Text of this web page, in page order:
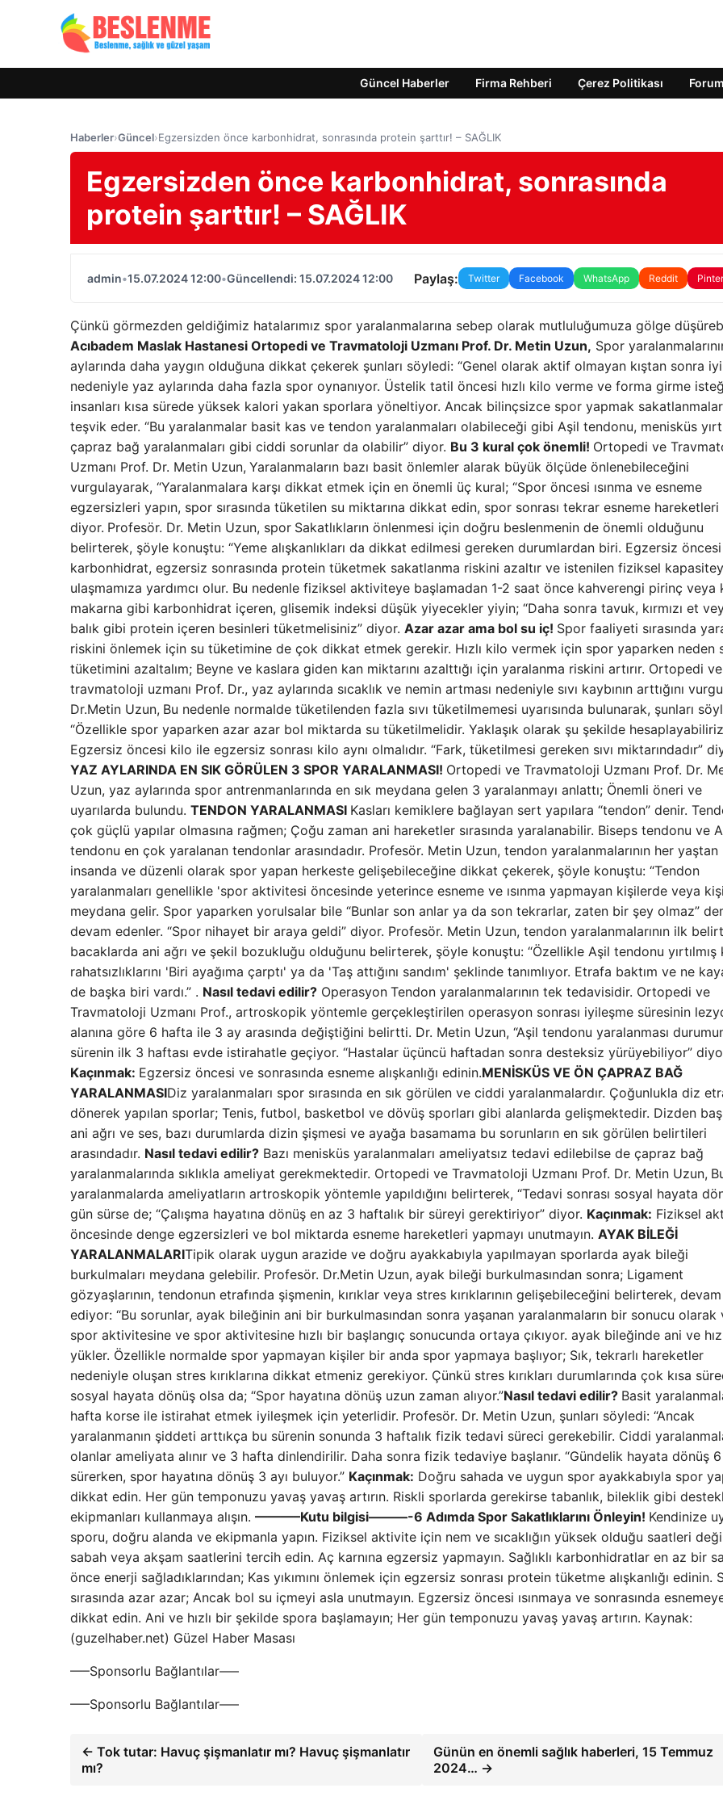
Güncel Haberler Firma Rehberi Çerez Politikası Forum
Haberler›Güncel›Egzersizden önce karbonhidrat, sonrasında protein şarttır! – SAĞLIK
Egzersizden önce karbonhidrat, sonrasında
protein şarttır! – SAĞLIK
admin•15.07.2024 12:00•Güncellendi: 15.07.2024 12:00 Paylaş: Twitter Facebook WhatsApp Reddit
Çünkü görmezden geldiğimiz hatalarımız spor yaralanmalarına sebep olarak mutluluğumuza gölge
Acıbadem Maslak Hastanesi Ortopedi ve Travmatoloji Uzmanı Prof. Dr. Metin Uzun, Spor
aylarında daha yaygın olduğuna dikkat çekerek şunları söyledi: “Genel olarak aktif olmayan kıştan sonra
nedeniyle yaz aylarında daha fazla spor oynanıyor. Üstelik tatil öncesi hızlı kilo verme ve forma girme
insanları kısa sürede yüksek kalori yakan sporlara yöneltiyor. Ancak bilinçsizce spor yapmak
teşvik eder. “Bu yaralanmalar basit kas ve tendon yaralanmaları olabileceği gibi Aşil tendonu, menisküs
çapraz bağ yaralanmaları gibi ciddi sorunlar da olabilir” diyor. Bu 3 kural çok önemli! Ortopedi ve
Uzmanı Prof. Dr. Metin Uzun, Yaralanmaların bazı basit önlemler alarak büyük ölçüde önlenebileceğini
vurgulayarak, “Yaralanmalara karşı dikkat etmek için en önemli üç kural; “Spor öncesi ısınma ve esneme
egzersizleri yapın, spor sırasında tüketilen su miktarına dikkat edin, spor sonrası tekrar esneme hareketleri
diyor. Profesör. Dr. Metin Uzun, spor Sakatlıkların önlenmesi için doğru beslenmenin de önemli olduğunu
belirterek, şöyle konuştu: “Yeme alışkanlıkları da dikkat edilmesi gereken durumlardan biri. Egzersiz öncesi
karbonhidrat, egzersiz sonrasında protein tüketmek sakatlanma riskini azaltır ve istenilen fiziksel
ulaşmamıza yardımcı olur. Bu nedenle fiziksel aktiviteye başlamadan 1-2 saat önce kahverengi pirinç veya
makarna gibi karbonhidrat içeren, glisemik indeksi düşük yiyecekler yiyin; “Daha sonra tavuk, kırmızı et
balık gibi protein içeren besinleri tüketmelisiniz” diyor. Azar azar ama bol su iç! Spor faaliyeti sırasında
riskini önlemek için su tüketimine de çok dikkat etmek gerekir. Hızlı kilo vermek için spor yaparken neden
tüketimini azaltalım; Beyne ve kaslara giden kan miktarını azalttığı için yaralanma riskini artırır. Ortopedi ve
travmatoloji uzmanı Prof. Dr., yaz aylarında sıcaklık ve nemin artması nedeniyle sıvı kaybının arttığını
Dr.Metin Uzun, Bu nedenle normalde tüketilenden fazla sıvı tüketilmemesi uyarısında bulunarak, şunları
“Özellikle spor yaparken azar azar bol miktarda su tüketilmelidir. Yaklaşık olarak şu şekilde
Egzersiz öncesi kilo ile egzersiz sonrası kilo aynı olmalıdır. “Fark, tüketilmesi gereken sıvı miktarındadır”
YAZ AYLARINDA EN SIK GÖRÜLEN 3 SPOR YARALANMASI! Ortopedi ve Travmatoloji Uzmanı Prof. Dr.
Uzun, yaz aylarında spor antrenmanlarında en sık meydana gelen 3 yaralanmayı anlattı; Önemli öneri ve
uyarılarda bulundu. TENDON YARALANMASI Kasları kemiklere bağlayan sert yapılara “tendon” denir.
çok güçlü yapılar olmasına rağmen; Çoğu zaman ani hareketler sırasında yaralanabilir. Biseps tendonu ve
tendonu en çok yaralanan tendonlar arasındadır. Profesör. Metin Uzun, tendon yaralanmalarının her yaştan
insanda ve düzenli olarak spor yapan herkeste gelişebileceğine dikkat çekerek, şöyle konuştu: “Tendon
yaralanmaları genellikle 'spor aktivitesi öncesinde yeterince esneme ve ısınma yapmayan kişilerde veya
meydana gelir. Spor yaparken yorulsalar bile “Bunlar son anlar ya da son tekrarlar, zaten bir şey olmaz”
devam edenler. “Spor nihayet bir araya geldi” diyor. Profesör. Metin Uzun, tendon yaralanmalarının ilk
bacaklarda ani ağrı ve şekil bozukluğu olduğunu belirterek, şöyle konuştu: “Özellikle Aşil tendonu yırtılmış
rahatsızlıklarını 'Biri ayağıma çarptı' ya da 'Taş attığını sandım' şeklinde tanımlıyor. Etrafa baktım ve ne
de başka biri vardı.” . Nasıl tedavi edilir? Operasyon Tendon yaralanmalarının tek tedavisidir. Ortopedi ve
Travmatoloji Uzmanı Prof., artroskopik yöntemle gerçekleştirilen operasyon sonrası iyileşme süresinin
alanına göre 6 hafta ile 3 ay arasında değiştiğini belirtti. Dr. Metin Uzun, “Aşil tendonu yaralanması
sürenin ilk 3 haftası evde istirahatle geçiyor. “Hastalar üçüncü haftadan sonra desteksiz yürüyebiliyor”
Kaçınmak: Egzersiz öncesi ve sonrasında esneme alışkanlığı edinin.MENİSKÜS VE ÖN ÇAPRAZ BAĞ
YARALANMASIDiz yaralanmaları spor sırasında en sık görülen ve ciddi yaralanmalardır. Çoğunlukla diz
dönerek yapılan sporlar; Tenis, futbol, ​​basketbol ve dövüş sporları gibi alanlarda gelişmektedir. Dizden
ani ağrı ve ses, bazı durumlarda dizin şişmesi ve ayağa basamama bu sorunların en sık görülen belirtileri
arasındadır. Nasıl tedavi edilir? Bazı menisküs yaralanmaları ameliyatsız tedavi edilebilse de çapraz bağ
yaralanmalarında sıklıkla ameliyat gerekmektedir. Ortopedi ve Travmatoloji Uzmanı Prof. Dr. Metin Uzun,
yaralanmalarda ameliyatların artroskopik yöntemle yapıldığını belirterek, “Tedavi sonrası sosyal hayata
gün sürse de; “Çalışma hayatına dönüş en az 3 haftalık bir süreyi gerektiriyor” diyor. Kaçınmak: Fiziksel
öncesinde denge egzersizleri ve bol miktarda esneme hareketleri yapmayı unutmayın. AYAK BİLEĞİ
YARALANMALARITipik olarak uygun arazide ve doğru ayakkabıyla yapılmayan sporlarda ayak bileği
burkulmaları meydana gelebilir. Profesör. Dr.Metin Uzun, ayak bileği burkulmasından sonra; Ligament
gözyaşlarının, tendonun etrafında şişmenin, kırıklar veya stres kırıklarının gelişebileceğini belirterek, devam
ediyor: “Bu sorunlar, ayak bileğinin ani bir burkulmasından sonra yaşanan yaralanmaların bir sonucu olarak
spor aktivitesine ve spor aktivitesine hızlı bir başlangıç ​​sonucunda ortaya çıkıyor. ayak bileğinde ani ve
yükler. Özellikle normalde spor yapmayan kişiler bir anda spor yapmaya başlıyor; Sık, tekrarlı hareketler
nedeniyle oluşan stres kırıklarına dikkat etmeniz gerekiyor. Çünkü stres kırıkları durumlarında çok kısa
sosyal hayata dönüş olsa da; “Spor hayatına dönüş uzun zaman alıyor.”Nasıl tedavi edilir? Basit
hafta korse ile istirahat etmek iyileşmek için yeterlidir. Profesör. Dr. Metin Uzun, şunları söyledi: “Ancak
yaralanmanın şiddeti arttıkça bu sürenin sonunda 3 haftalık fizik tedavi süreci gerekebilir. Ciddi
olanlar ameliyata alınır ve 3 hafta dinlendirilir. Daha sonra fizik tedaviye başlanır. “Gündelik hayata dönüş
sürerken, spor hayatına dönüş 3 ayı buluyor.” Kaçınmak: Doğru sahada ve uygun spor ayakkabıyla spor
dikkat edin. Her gün temponuzu yavaş yavaş artırın. Riskli sporlarda gerekirse tabanlık, bileklik gibi
ekipmanları kullanmaya alışın. ———–Kutu bilgisi———-6 Adımda Spor Sakatlıklarını Önleyin! Kendinize
sporu, doğru alanda ve ekipmanla yapın. Fiziksel aktivite için nem ve sıcaklığın yüksek olduğu saatleri
sabah veya akşam saatlerini tercih edin. Aç karnına egzersiz yapmayın. Sağlıklı karbonhidratlar en az bir
önce enerji sağladıklarından; Kas yıkımını önlemek için egzersiz sonrası protein tüketme alışkanlığı edinin.
sırasında azar azar; Ancak bol su içmeyi asla unutmayın. Egzersiz öncesi ısınmaya ve sonrasında
dikkat edin. Ani ve hızlı bir şekilde spora başlamayın; Her gün temponuzu yavaş yavaş artırın. Kaynak:
(guzelhaber.net) Güzel Haber Masası
—–Sponsorlu Bağlantılar—–
—–Sponsorlu Bağlantılar—–
← Tok tutar: Havuç şişmanlatır mı? Havuç şişmanlatır
mı?
Günün en önemli sağlık haberleri, 15 Temmuz
2024… →